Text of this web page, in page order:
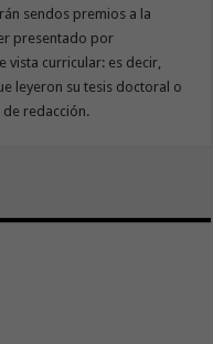
sendos premios a la
presentado por
vista curricular: es decir,
leyeron su tesis doctoral o
de redacción.